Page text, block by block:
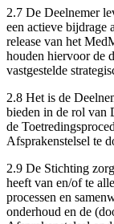
2.7 De Deelnemer
een actieve bijdrage
release van het
houden hiervoor de
vastgestelde
2.8 Het is de
bieden in de rol van
de
Afsprakenstelsel te
2.9 De Stichting
heeft van en/of te
processen en
onderhoud en de